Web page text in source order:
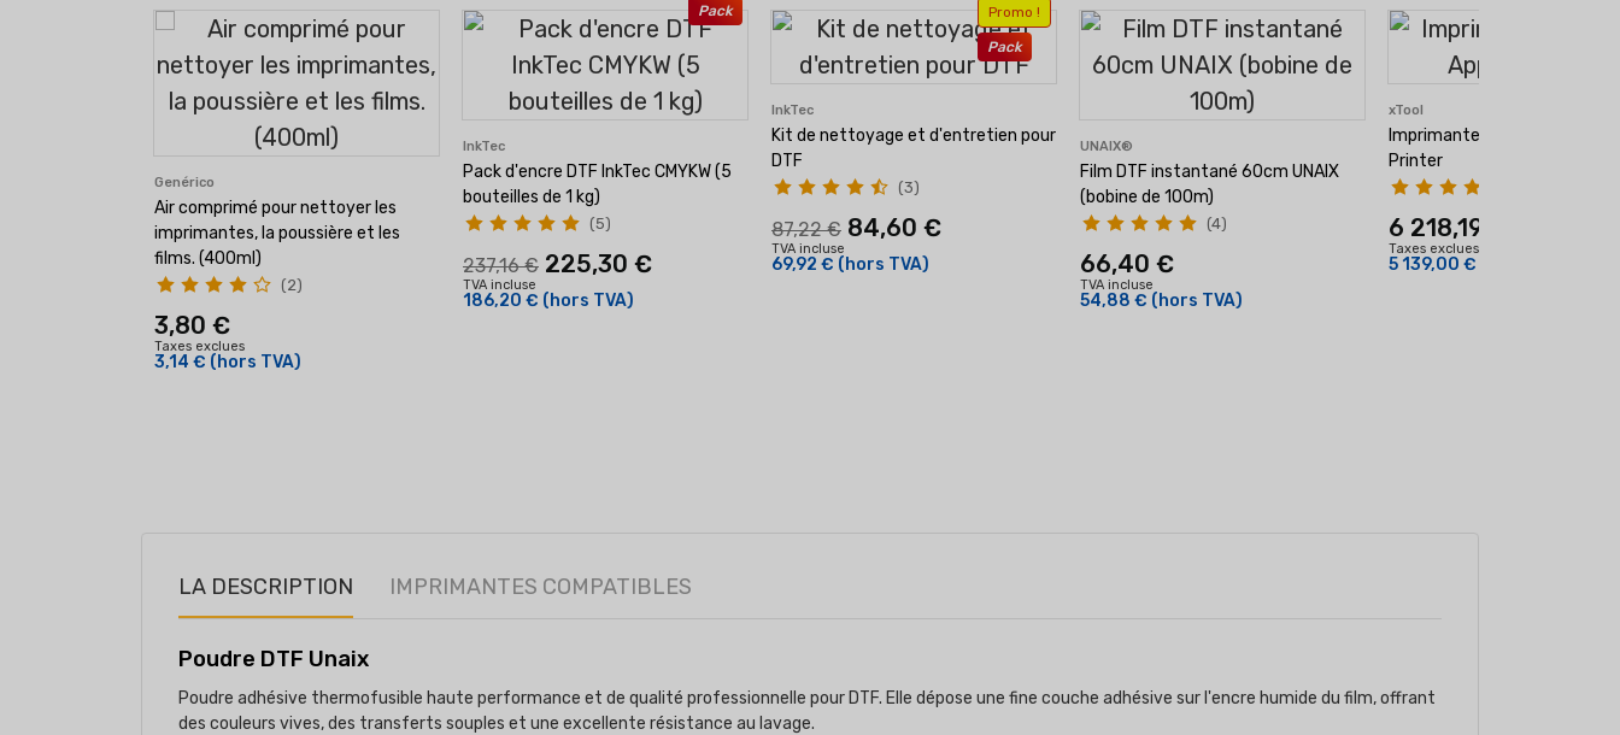
Genérico
Air comprimé pour nettoyer les
imprimantes, la poussière et les
films. (400ml)
3,80 €
Taxes exclues
3,14 € (hors TVA)
(2)
Pack
InkTec
Pack d'encre DTF InkTec CMYKW (5
bouteilles de 1 kg)
237,16 € 225,30 €
TVA incluse
186,20 € (hors TVA)
(5)
Promo !
Pack
InkTec
Kit de nettoyage et d'entretien pour
DTF
87,22 € 84,60 €
TVA incluse
69,92 € (hors TVA)
(3)
UNAIX®
Film DTF instantané 60cm UNAIX
(bobine de 100m)
66,40 €
TVA incluse
54,88 € (hors TVA)
(4)
xTool
Imprimante DTF xTool
Printer
6 218,19 €
Taxes exclues
5 139,00 €
LA DESCRIPTION IMPRIMANTES COMPATIBLES
Poudre DTF Unaix
Poudre adhésive thermofusible haute performance et de qualité professionnelle pour DTF. Elle dépose une fine couche adhésive sur l'encre humide du film, offrant
des couleurs vives, des transferts souples et une excellente résistance au lavage.